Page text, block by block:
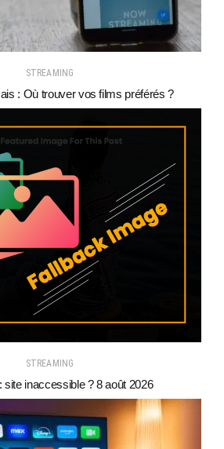
STREAMING
: Où trouver vos films préférés ?
STREAMING
site inaccessible ? 8 août 2026